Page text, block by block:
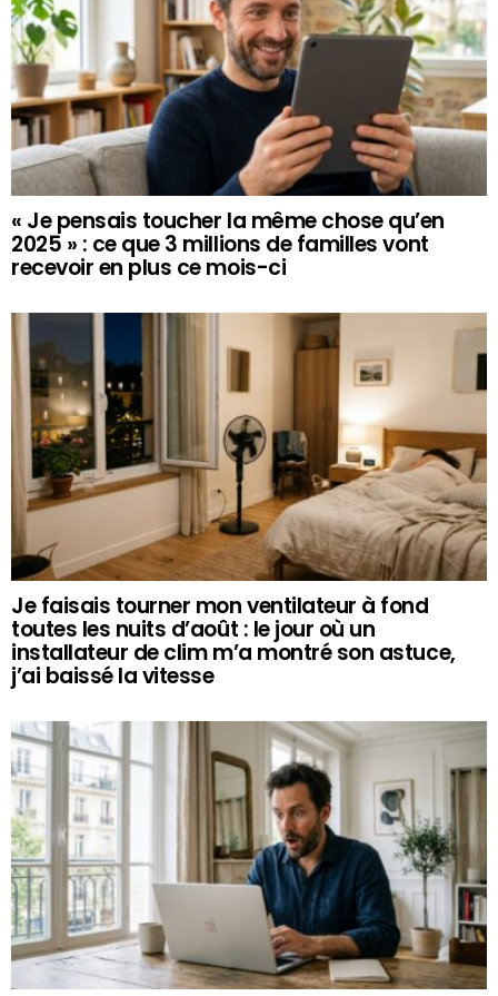
« Je pensais toucher la même chose qu’en
2025 » : ce que 3 millions de familles vont
recevoir en plus ce mois-ci
Je faisais tourner mon ventilateur à fond
toutes les nuits d’août : le jour où un
installateur de clim m’a montré son astuce,
j’ai baissé la vitesse